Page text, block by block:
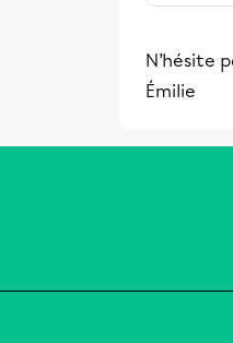
N’hésite
Émilie